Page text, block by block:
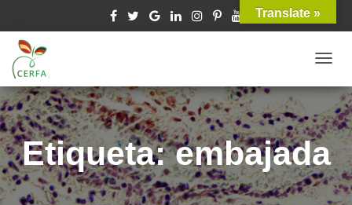
Etiqueta: embajada
Translate »